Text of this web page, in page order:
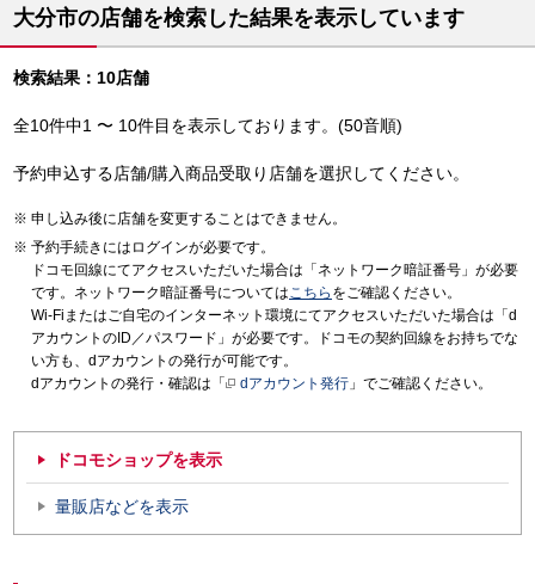
大分市の店舗を検索した結果を表示しています
検索結果：10店舗
全10件中1 〜 10件目を表示しております。(50音順)
予約申込する店舗/購入商品受取り店舗を選択してください。
申し込み後に店舗を変更することはできません。
予約手続きにはログインが必要です。
ドコモ回線にてアクセスいただいた場合は「ネットワーク暗証番号」が必要
です。ネットワーク暗証番号についてはこちら をご確認ください。
Wi-Fiまたはご自宅のインターネット環境にてアクセスいただいた場合は「d
アカウントのID／パスワード」が必要です。ドコモの契約回線をお持ちでな
い方も、dアカウントの発行が可能です。
dアカウントの発行・確認は「
dアカウント発行 」でご確認ください。
ドコモショップを表示
量販店などを表示